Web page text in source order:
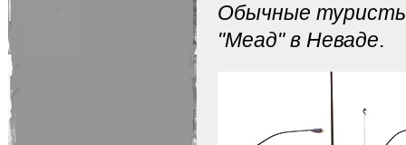
Обычные
"Меад" в Неваде.